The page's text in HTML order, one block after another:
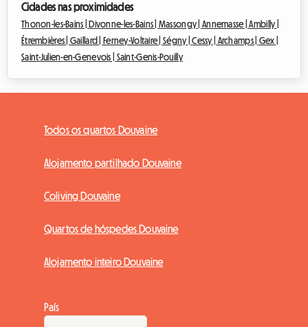
Cidades nas proximidades
Thonon-les-Bains |Divonne-les-Bains | Massongy |Annemasse |Ambilly |
Étrembières | Gaillard |Ferney-Voltaire |Ségny |Cessy | Archamps | Gex |
Saint-Julien-en-Genevois | Saint-Genis-Pouilly
Todos os quartos Douvaine
Alojamento partilhado Douvaine
Coliving Douvaine
Quartos de hóspedes Douvaine
Alojamento inteiro Douvaine
País